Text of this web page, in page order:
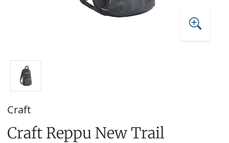
Craft
Craft Reppu New Trail